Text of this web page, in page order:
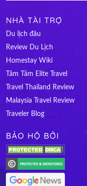
NHÀ TÀI TRỢ
Du lịch đâu
Review Du Lịch
Homestay Wiki
Tâm Tâm Elite Travel
Travel Thailand Review
Malaysia Travel Review
Traveler Blog
BẢO HỘ BỞI